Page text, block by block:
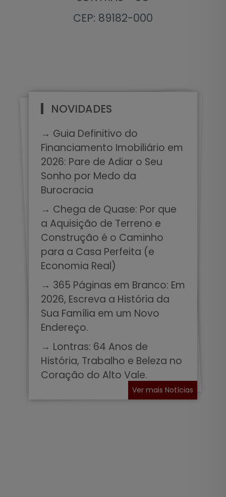
CEP: 89182-000
NOVIDADES
→ Guia Definitivo do
Financiamento Imobiliário em
2026: Pare de Adiar o Seu
Sonho por Medo da
Burocracia
→ Chega de Quase: Por que
a Aquisição de Terreno e
Construção é o Caminho
para a Casa Perfeita (e
Economia Real)
→ 365 Páginas em Branco: Em
2026, Escreva a História da
Sua Família em um Novo
Endereço.
→ Lontras: 64 Anos de
História, Trabalho e Beleza no
Coração do Alto Vale.
Ver mais Notícias